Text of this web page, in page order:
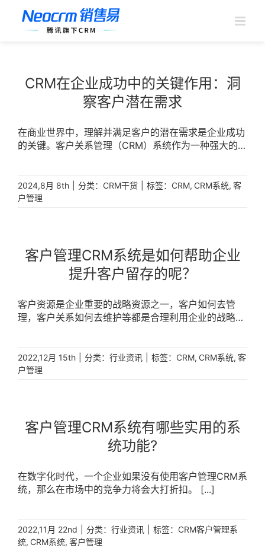
CRM在企业成功中的关键作用：洞
察客户潜在需求
在商业世界中，理解并满足客户的潜在需求是企业成功
的关键。客户关系管理（CRM）系统作为一种强大的工
2024,8月 8th 分类： CRM干货 标签： CRM, CRM系统, 客
户管理
客户管理CRM系统是如何帮助企业
提升客户留存的呢？
客户资源是企业重要的战略资源之一，客户如何去管
理，客户关系如何去维护等都是合理利用企业的战略客
2022,12月 15th 分类： 行业资讯 标签： CRM, CRM系统, 客
户管理
客户管理CRM系统有哪些实用的系
统功能?
在数字化时代，一个企业如果没有使用客户管理CRM系
统，那么在市场中的竞争力将会大打折扣。 [...]
2022,11月 22nd 分类： 行业资讯 标签： CRM客户管理系
统, CRM系统, 客户管理